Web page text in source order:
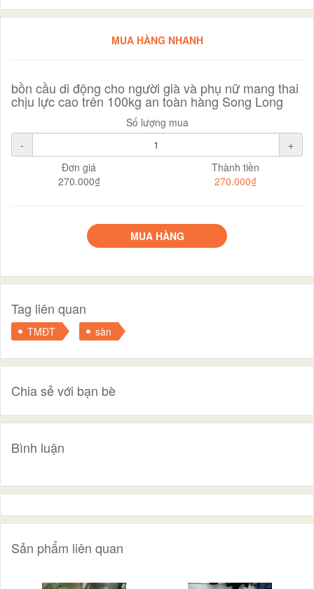
MUA HÀNG NHANH
bồn cầu di động cho người già và phụ nữ mang thai
chịu lực cao trên 100kg an toàn hàng Song Long
Số lượng mua
-
+
Đơn giá
270.000₫
Thành tiền
270.000₫
MUA HÀNG
Tag liên quan
TMĐT sàn
Chia sẻ với bạn bè
Bình luận
Sản phẩm liên quan